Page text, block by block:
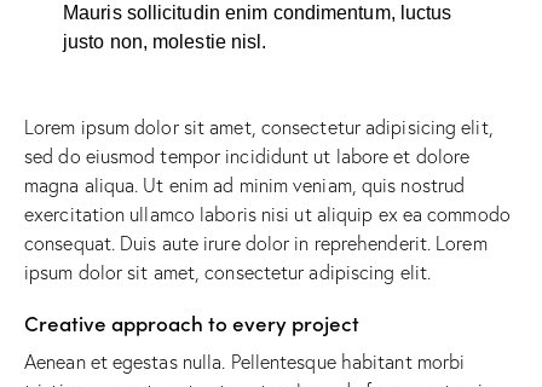
Mauris sollicitudin enim condimentum, luctus
justo non, molestie nisl.
Lorem ipsum dolor sit amet, consectetur adipisicing elit,
sed do eiusmod tempor incididunt ut labore et dolore
magna aliqua. Ut enim ad minim veniam, quis nostrud
exercitation ullamco laboris nisi ut aliquip ex ea commodo
consequat. Duis aute irure dolor in reprehenderit. Lorem
ipsum dolor sit amet, consectetur adipiscing elit.
Creative approach to every project
Aenean et egestas nulla. Pellentesque habitant morbi